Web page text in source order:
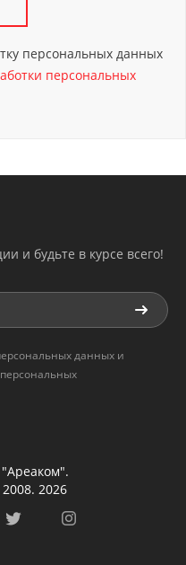
персональных данных
персональных
и будьте в курсе всего!
данных и
2026